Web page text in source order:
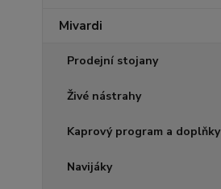
Mivardi
Prodejní stojany
Živé nástrahy
Kaprový program a doplňky
Navijáky